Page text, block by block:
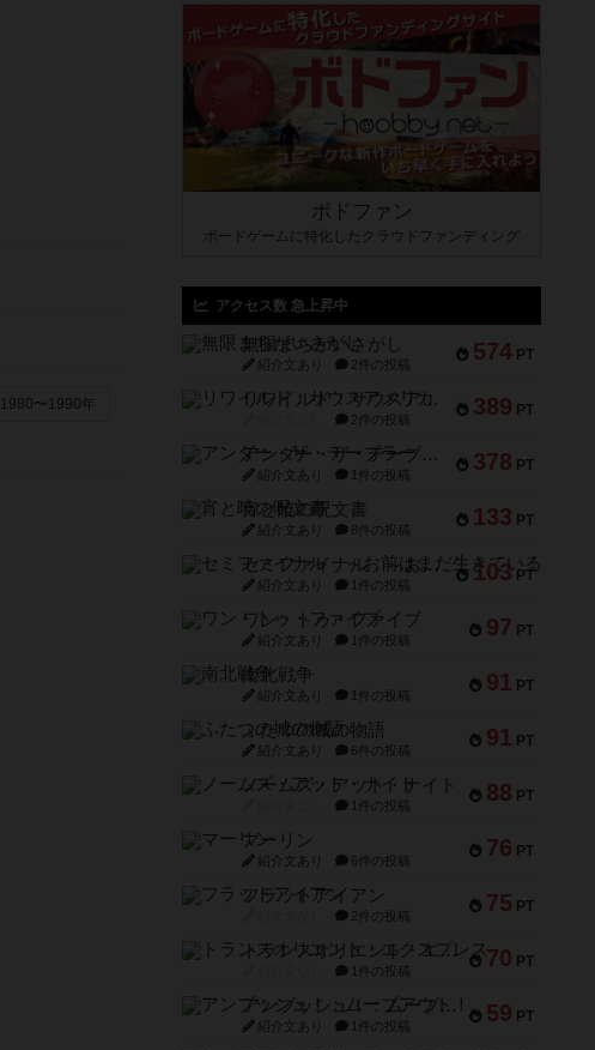
1980〜1990年
ボドファン
ボードゲームに特化したクラウドファンディング
アクセス数 急上昇中
574 PT
無限まちがいさがし
紹介文あり 2件の投稿
389 PT
リワイルド：サウスアメリカ
2件の投稿
378 PT
アンダー・ザ・テーブラー
紹介文あり 1件の投稿
133 PT
宵と暁の呪文書
紹介文あり 8件の投稿
103 PT
セミファイナル ～お前はまだ生きている～
紹介文あり 1件の投稿
97 PT
ワン・トゥ・ファイブ
紹介文あり 1件の投稿
91 PT
南北戦争
紹介文あり 1件の投稿
91 PT
ふたつの城の物語
紹介文あり 6件の投稿
88 PT
ノームズ・アット・ナイト
1件の投稿
76 PT
マーリン
紹介文あり 6件の投稿
75 PT
フラットアイアン
2件の投稿
70 PT
トランスオリエント・エクスプレス
1件の投稿
59 PT
アンブッシュ！：ムーブアウト！
紹介文あり 1件の投稿